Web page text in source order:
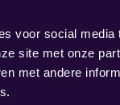
voor social media
site met onze
met andere